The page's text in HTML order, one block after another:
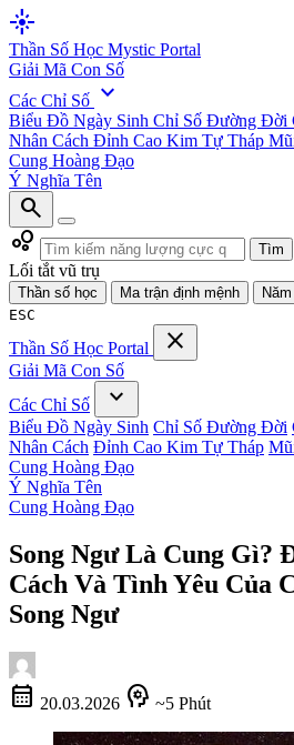
flare
Thần Số Học Mystic Portal
Giải Mã Con Số
Các Chỉ Số expand_more
Biểu Đồ Ngày Sinh Chỉ Số Đường Đời
Nhân Cách Đỉnh Cao Kim Tự Tháp
Cung Hoàng Đạo
Ý Nghĩa Tên
search
bubble_chart
Tìm
Lối tắt vũ trụ
Thần số học Ma trận định mệnh
ESC
Thần Số Học Portal close
Giải Mã Con Số
Các Chỉ Số
expand_more
Biểu Đồ Ngày Sinh Chỉ Số Đường Đời
Nhân Cách Đỉnh Cao Kim Tự Tháp
Cung Hoàng Đạo
Ý Nghĩa Tên
Cung Hoàng Đạo
Song Ngư Là Cung Gì?
Cách Và Tình Yêu Của
Song Ngư
calendar_month 20.03.2026 psychology ~5 Phút